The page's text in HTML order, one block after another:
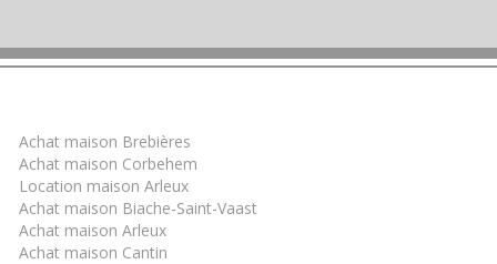
Achat maison Brebières
Achat maison Corbehem
Location maison Arleux
Achat maison Biache-Saint-Vaast
Achat maison Arleux
Achat maison Cantin